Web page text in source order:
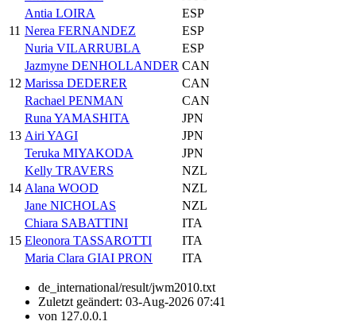
11
Antia LOIRA
ESP
Nerea FERNANDEZ
ESP
Nuria VILARRUBLA
ESP
12
Jazmyne DENHOLLANDER CAN
Marissa DEDERER
CAN
Rachael PENMAN
CAN
13
Runa YAMASHITA
JPN
Airi YAGI
JPN
Teruka MIYAKODA
JPN
14
Kelly TRAVERS
NZL
Alana WOOD
NZL
Jane NICHOLAS
NZL
15
Chiara SABATTINI
ITA
Eleonora TASSAROTTI
ITA
Maria Clara GIAI PRON
ITA
de_international/result/jwm2010.txt
Zuletzt geändert: 03-Aug-2026 07:41
von 127.0.0.1